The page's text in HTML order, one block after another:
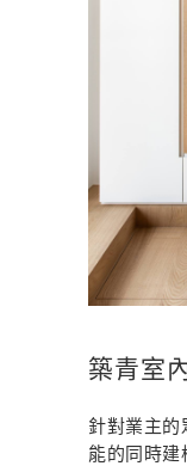
築青室
針對業主的
能的同時建